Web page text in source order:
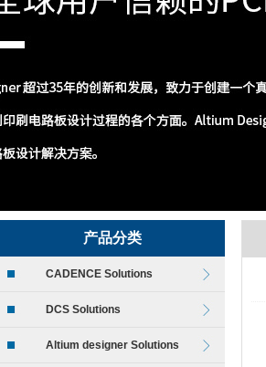
产品分类
CADENCE Solutions
DCS Solutions
Altium designer Solutions